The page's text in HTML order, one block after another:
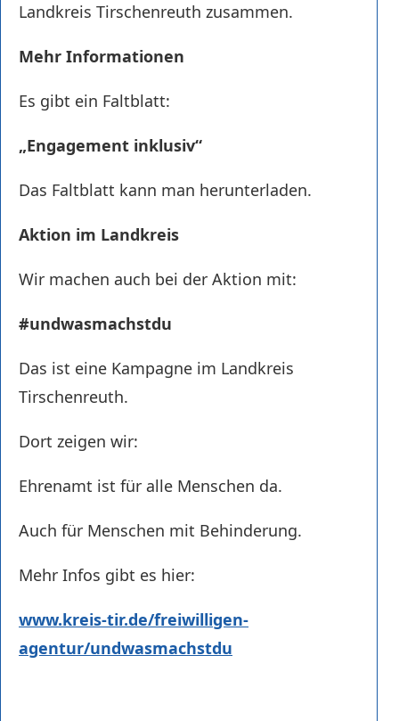
Landkreis Tirschenreuth zusammen.
Mehr Informationen
Es gibt ein Faltblatt:
„Engagement inklusiv“
Das Faltblatt kann man herunterladen.
Aktion im Landkreis
Wir machen auch bei der Aktion mit:
#undwasmachstdu
Das ist eine Kampagne im Landkreis
Tirschenreuth.
Dort zeigen wir:
Ehrenamt ist für alle Menschen da.
Auch für Menschen mit Behinderung.
Mehr Infos gibt es hier:
www.kreis-tir.de/freiwilligen-
agentur/undwasmachstdu